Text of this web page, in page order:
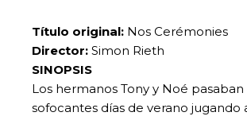
Título original: Nos Cerémonies
Director: Simon Rieth
SINOPSIS
Los hermanos Tony y Noé pasaban
sofocantes días de verano jugando